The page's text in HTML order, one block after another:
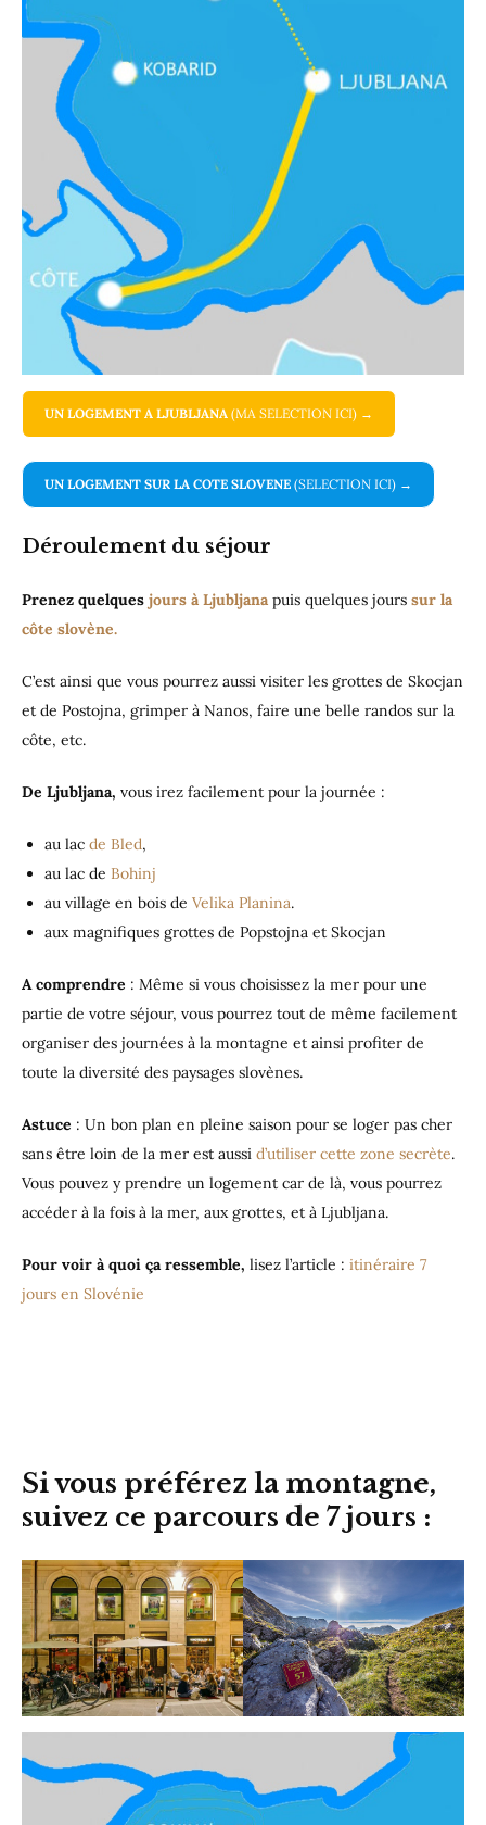
UN LOGEMENT A LJUBLJANA (MA SELECTION ICI) →
UN LOGEMENT SUR LA COTE SLOVENE (SELECTION ICI) →
Déroulement du séjour
Prenez quelques jours à Ljubljana puis quelques jours sur la
côte slovène.
C’est ainsi que vous pourrez aussi visiter les grottes de Skocjan
et de Postojna, grimper à Nanos, faire une belle randos sur la
côte, etc.
De Ljubljana, vous irez facilement pour la journée :
au lac de Bled,
au lac de Bohinj
au village en bois de Velika Planina.
aux magnifiques grottes de Popstojna et Skocjan
A comprendre : Même si vous choisissez la mer pour une
partie de votre séjour, vous pourrez tout de même facilement
organiser des journées à la montagne et ainsi profiter de
toute la diversité des paysages slovènes.
Astuce : Un bon plan en pleine saison pour se loger pas cher
sans être loin de la mer est aussi d’utiliser cette zone secrète.
Vous pouvez y prendre un logement car de là, vous pourrez
accéder à la fois à la mer, aux grottes, et à Ljubljana.
Pour voir à quoi ça ressemble, lisez l’article : itinéraire 7
jours en Slovénie
Si vous préférez la montagne,
suivez ce parcours de 7 jours :